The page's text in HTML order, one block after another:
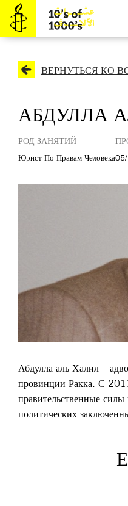
ВЕРНУТЬСЯ КО
АБДУЛЛА
РОД ЗАНЯТИЙ
Юрист По Правам Человека
Абдулла аль-Халил –
провинции Ракка. С
правительственные силы
политических